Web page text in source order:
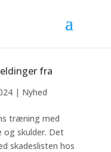
fra
| Nyhed
træning med
og skulder. Det
skadeslisten hos